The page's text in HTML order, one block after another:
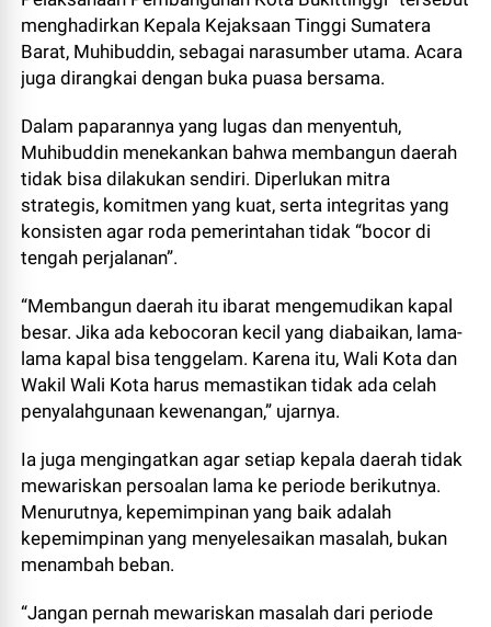
menghadirkan Kepala Kejaksaan Tinggi Sumatera
Barat, Muhibuddin, sebagai narasumber utama. Acara
juga dirangkai dengan buka puasa bersama.
Dalam paparannya yang lugas dan menyentuh,
Muhibuddin menekankan bahwa membangun daerah
tidak bisa dilakukan sendiri. Diperlukan mitra
strategis, komitmen yang kuat, serta integritas yang
konsisten agar roda pemerintahan tidak “bocor di
tengah perjalanan”.
“Membangun daerah itu ibarat mengemudikan kapal
besar. Jika ada kebocoran kecil yang diabaikan, lama-
lama kapal bisa tenggelam. Karena itu, Wali Kota dan
Wakil Wali Kota harus memastikan tidak ada celah
penyalahgunaan kewenangan,” ujarnya.
Ia juga mengingatkan agar setiap kepala daerah tidak
mewariskan persoalan lama ke periode berikutnya.
Menurutnya, kepemimpinan yang baik adalah
kepemimpinan yang menyelesaikan masalah, bukan
menambah beban.
“Jangan pernah mewariskan masalah dari periode